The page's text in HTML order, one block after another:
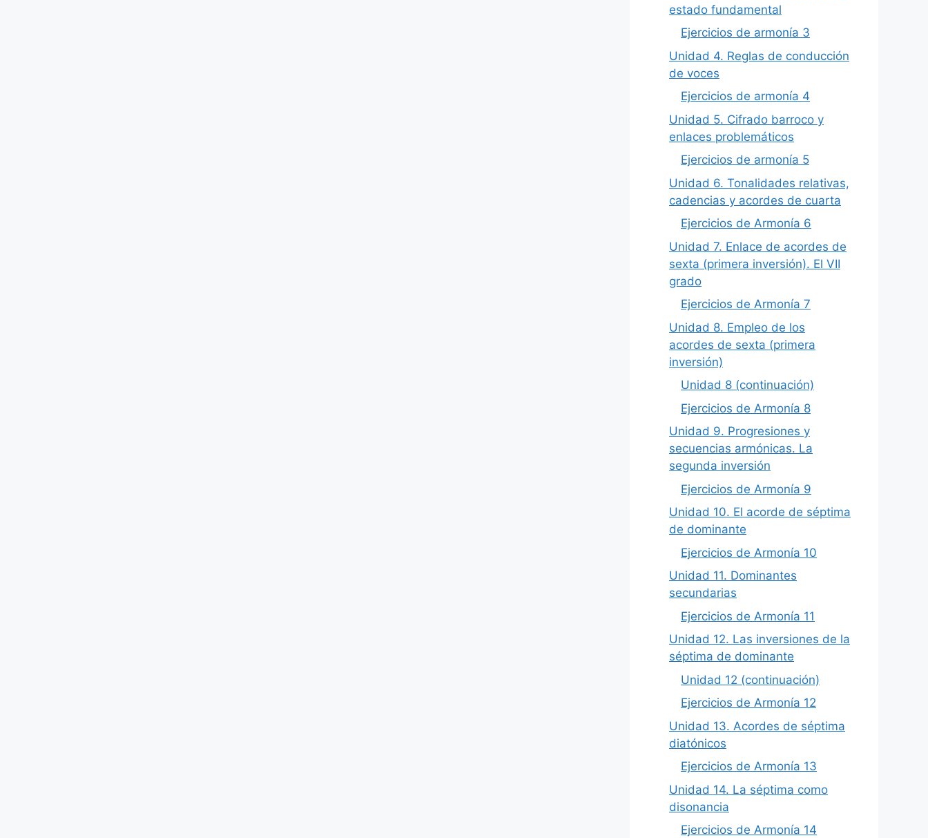
estado fundamental
Ejercicios de armonía 3
Unidad 4. Reglas de conducción
de voces
Ejercicios de armonía 4
Unidad 5. Cifrado barroco y
enlaces problemáticos
Ejercicios de armonía 5
Unidad 6. Tonalidades relativas,
cadencias y acordes de cuarta
Ejercicios de Armonía 6
Unidad 7. Enlace de acordes de
sexta (primera inversión). El VII
grado
Ejercicios de Armonía 7
Unidad 8. Empleo de los
acordes de sexta (primera
inversión)
Unidad 8 (continuación)
Ejercicios de Armonía 8
Unidad 9. Progresiones y
secuencias armónicas. La
segunda inversión
Ejercicios de Armonía 9
Unidad 10. El acorde de séptima
de dominante
Ejercicios de Armonía 10
Unidad 11. Dominantes
secundarias
Ejercicios de Armonía 11
Unidad 12. Las inversiones de la
séptima de dominante
Unidad 12 (continuación)
Ejercicios de Armonía 12
Unidad 13. Acordes de séptima
diatónicos
Ejercicios de Armonía 13
Unidad 14. La séptima como
disonancia
Ejercicios de Armonía 14